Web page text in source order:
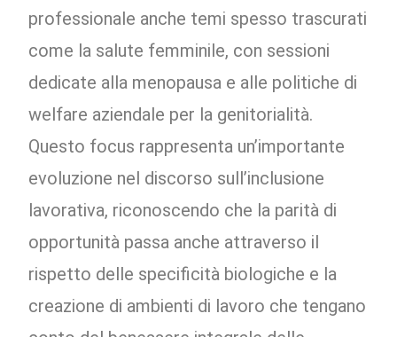
professionale anche temi spesso trascurati
come la salute femminile, con sessioni
dedicate alla menopausa e alle politiche di
welfare aziendale per la genitorialità.
Questo focus rappresenta un’importante
evoluzione nel discorso sull’inclusione
lavorativa, riconoscendo che la parità di
opportunità passa anche attraverso il
rispetto delle specificità biologiche e la
creazione di ambienti di lavoro che tengano